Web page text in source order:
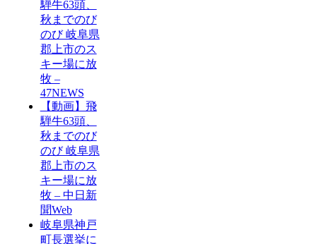
騨牛63頭、
秋までのび
のび 岐阜県
郡上市のス
キー場に放
牧 –
47NEWS
【動画】飛
騨牛63頭、
秋までのび
のび 岐阜県
郡上市のス
キー場に放
牧 – 中日新
聞Web
岐阜県神戸
町長選挙に